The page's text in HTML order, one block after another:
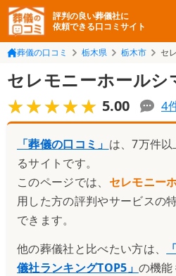
評判の良い葬儀社に
依頼できる口コミサイト
葬儀の口コミ 栃木県 栃木市 セ
セレモニーホールシ
★★★★★
★★★★★ 5.00 4
「葬儀の口コミ」 は、7万件
るサイトです。
このページでは、 セレモニー
用した方の評判やサービスの
できます。
他の葬儀社と比べたい方は、
「
儀社ランキングTOP5 」 の機能